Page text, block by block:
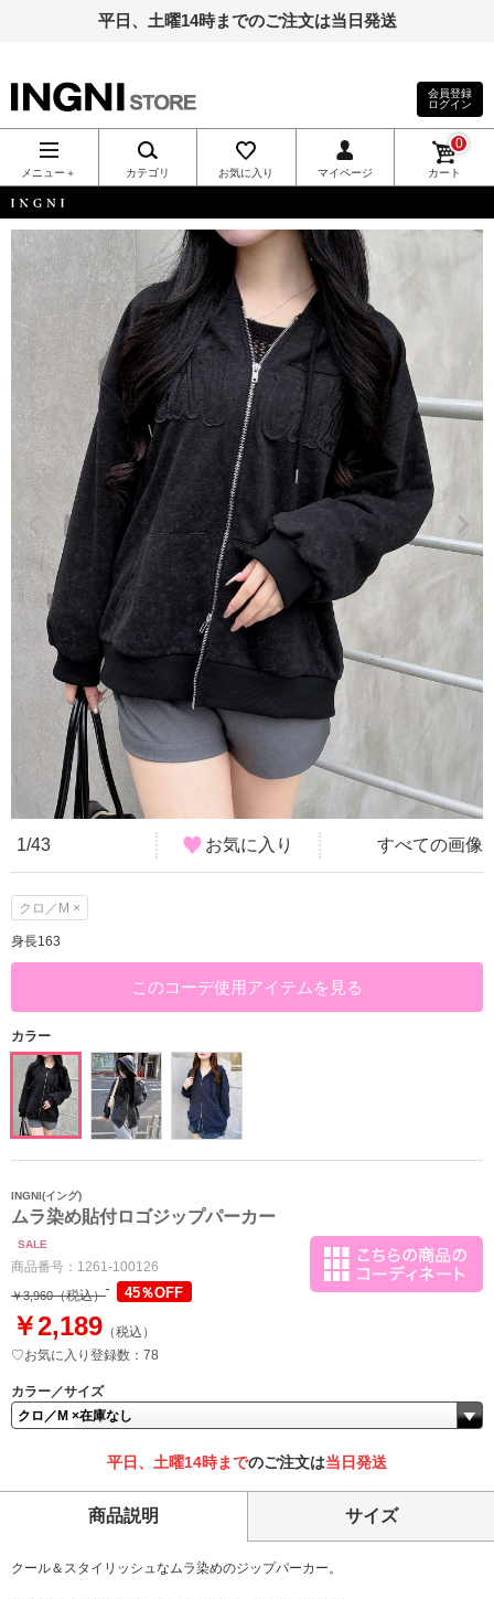
平日、土曜14時までのご注文は当日発送
INGNI（イン
グ）公式通
販｜INGNI
STORE
会員登録
ログイン
メニュー＋ カテゴリ お気に入り マイページ カート
0
INGNI
1/43 お気に入り すべての画像
クロ／M ×
身長163
このコーデ使用アイテムを見る
カラー
INGNI(イング)
ムラ染め貼付ロゴジップパーカー
SALE
商品番号： 1261-100126
￥3,960（税込） 45％OFF
￥2,189 （税込）
♡お気に入り登録数：78
カラー／サイズ
平日、土曜14時までのご注文は当日発送
商品説明 サイズ
クール＆スタイリッシュなムラ染めのジップパーカー。